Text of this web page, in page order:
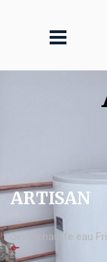
ARTISAN
devis chauffe eau